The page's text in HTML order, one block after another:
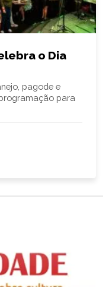
o Dia
pagode e
para